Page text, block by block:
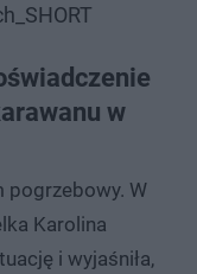
w
pogrzebowy. W
Karolina
i wyjaśniła,